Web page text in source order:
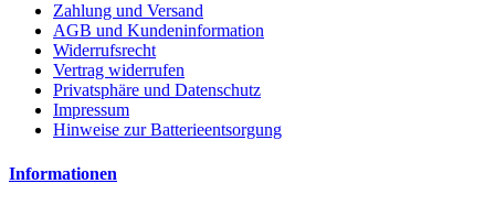
Zahlung und Versand
AGB und Kundeninformation
Widerrufsrecht
Vertrag widerrufen
Privatsphäre und Datenschutz
Impressum
Hinweise zur Batterieentsorgung
Informationen